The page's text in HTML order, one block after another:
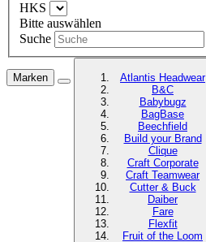
HKS
Bitte auswählen
Suche
Marken
Atlantis Headwear
B&C
Babybugz
BagBase
Beechfield
Build your Brand
Clique
Craft Corporate
Craft Teamwear
Cutter & Buck
Daiber
Fare
Flexfit
Fruit of the Loom